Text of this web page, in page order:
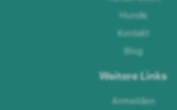
Hunde
Kontakt
Blog
Weitere Links
Anmelden